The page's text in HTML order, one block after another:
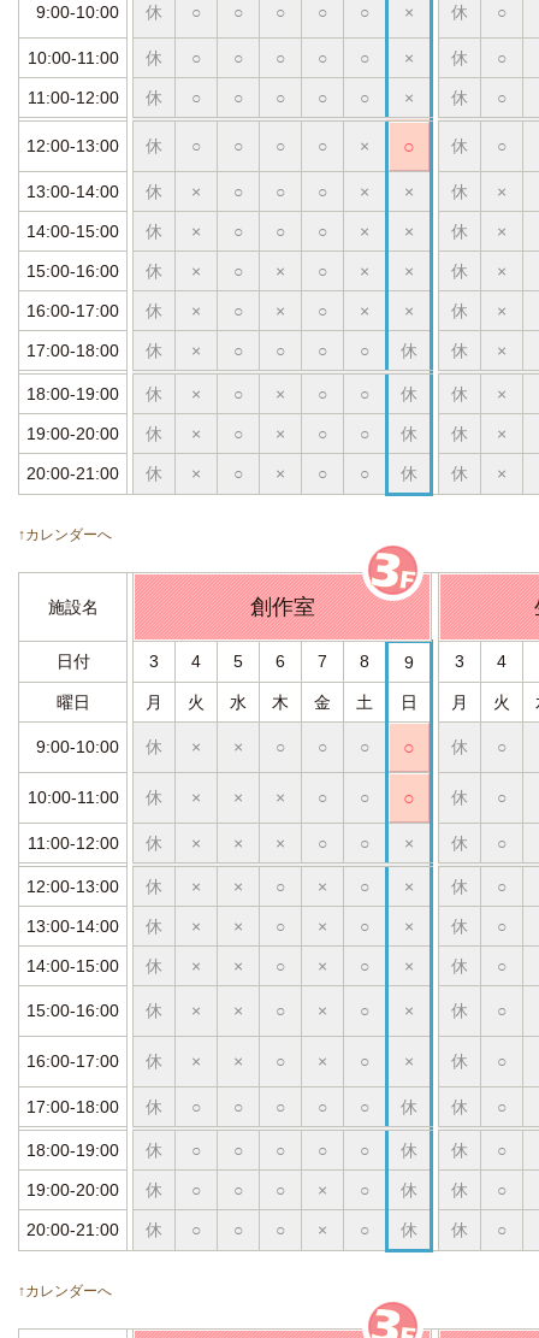
9:00-10:00 休 ○ ○ ○ ○ ○ × 休 ○
10:00-11:00 休 ○ ○ ○ ○ ○ × 休 ○
11:00-12:00 休 ○ ○ ○ ○ ○ × 休 ○
12:00-13:00 休 ○ ○ ○ ○ × ○ 休 ○
13:00-14:00 休 × ○ ○ ○ × × 休 ×
14:00-15:00 休 × ○ ○ ○ × × 休 ×
15:00-16:00 休 × ○ × ○ × × 休 ×
16:00-17:00 休 × ○ × ○ × × 休 ×
17:00-18:00 休 × ○ ○ ○ ○ 休 休 ×
18:00-19:00 休 × ○ × ○ ○ 休 休 ×
19:00-20:00 休 × ○ × ○ ○ 休 休 ×
20:00-21:00 休 × ○ × ○ ○ 休 休 ×
↑カレンダーへ
施設名 創作室
日付 3 4 5 6 7 8 9 3 4
曜日 月 火 水 木 金 土 日 月 火
9:00-10:00 休 × × ○ ○ ○ ○ 休 ○
10:00-11:00 休 × × × ○ ○ ○ 休 ○
11:00-12:00 休 × × × ○ ○ × 休 ○
12:00-13:00 休 × × ○ × ○ × 休 ○
13:00-14:00 休 × × ○ × ○ × 休 ○
14:00-15:00 休 × × ○ × ○ × 休 ○
15:00-16:00 休 × × ○ × ○ × 休 ○
16:00-17:00 休 × × ○ × ○ × 休 ○
17:00-18:00 休 ○ ○ ○ ○ ○ 休 休 ○
18:00-19:00 休 ○ ○ ○ ○ ○ 休 休 ○
19:00-20:00 休 ○ ○ ○ × ○ 休 休 ○
20:00-21:00 休 ○ ○ ○ × ○ 休 休 ○
↑カレンダーへ